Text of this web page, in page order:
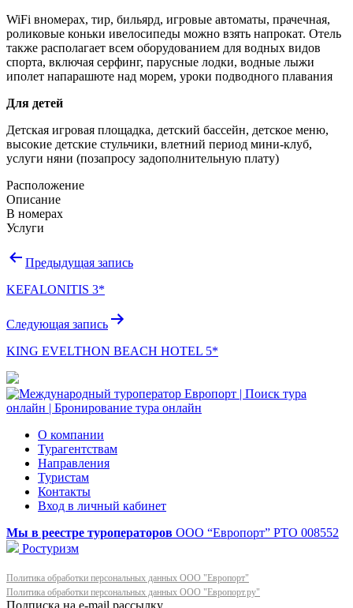
WiFi вномерах, тир, бильярд, игровые автоматы, прачечная,
роликовые коньки ивелосипеды можно взять напрокат. Отель
также располагает всем оборудованием для водных видов
спорта, включая серфинг, парусные лодки, водные лыжи
иполет напарашюте над морем, уроки подводного плавания
Для детей
Детская игровая площадка, детский бассейн, детское меню,
высокие детские стульчики, влетний период мини-клуб,
услуги няни (позапросу задополнительную плату)
Расположение
Описание
В номерах
Услуги
Навигация
записям
Предыдущая запись
KEFALONITIS 3*
Следующая запись
KING EVELTHON BEACH HOTEL 5*
О компании
Турагентствам
Направления
Туристам
Контакты
Вход в личный кабинет
Мы в реестре туроператоров ООО “Европорт” РТО 008552
Ростуризм
Политика обработки персональных данных ООО "Европорт"
Политика обработки персональных данных ООО "Европорт.ру"